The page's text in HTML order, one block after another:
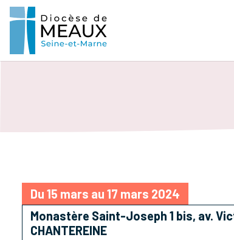
Du 15 mars au 17 mars 2024
Monastère Saint-Joseph 1 bis, av.
CHANTEREINE